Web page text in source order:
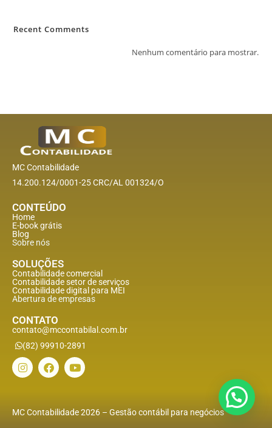
Recent Comments
Nenhum comentário para mostrar.
MC Contabilidade
14.200.124/0001-25 CRC/AL 001324/O
CONTEÚDO
Home
E-book grátis
Blog
Sobre nós
SOLUÇÕES
Contabilidade comercial
Contabilidade setor deserviços
Contabilidade digital para MEI
Abertura de empresas
CONTATO
contato@mccontabilal.com.br
(82) 99910-2891
MC Contabilidade 2026 – Gestão contábil para negócios